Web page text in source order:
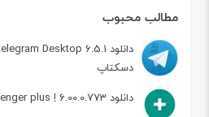
مطالب محبوب
دسکتاپ
دانلود messenger plus ! 6.00.0.773 مسنجر مایکروسافت